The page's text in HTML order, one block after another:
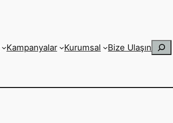
Kampanyalar Kurumsal Bize Ulaşın Ara